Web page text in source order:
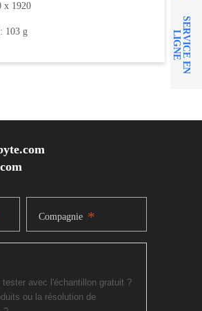
x 1920
103 g
Compagnie *
S
E
R
V
I
C
E
E
N
LI
G
N
E